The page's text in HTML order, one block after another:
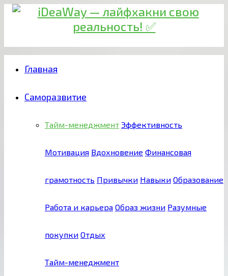
Главная
Саморазвитие
Тайм-менеджмент Эффективность
Мотивация Вдохновение Финансовая
грамотность Привычки Навыки Образование
Работа и карьера Образ жизни Разумные
покупки Отдых
Тайм-менеджмент